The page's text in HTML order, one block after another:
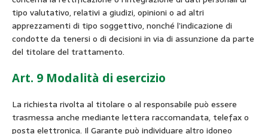
tipo valutativo, relativi a giudizi, opinioni o ad altri
apprezzamenti di tipo soggettivo, nonché l’indicazione di
condotte da tenersi o di decisioni in via di assunzione da parte
del titolare del trattamento.
Art. 9 Modalità di esercizio
La richiesta rivolta al titolare o al responsabile può essere
trasmessa anche mediante lettera raccomandata, telefax o
posta elettronica. Il Garante può individuare altro idoneo